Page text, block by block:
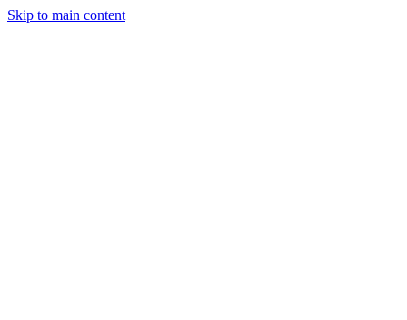
Skip to main content